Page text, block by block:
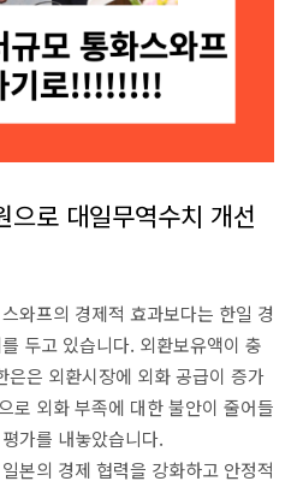
으로 대일무역수치 개선
와프의 경제적 효과보다는 한일 경
두고 있습니다. 외환보유액이 충
은은 외환시장에 외화 공급이 증가
로 외화 부족에 대한 불안이 줄어들
가를 내놓았습니다.
본의 경제 협력을 강화하고 안정적